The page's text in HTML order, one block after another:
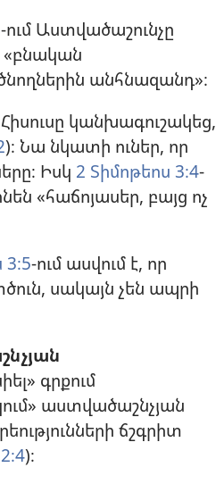
-ում Աստվածաշունչը
«բնական
անհնազանդ»։
Հիսուսը կանխագուշակեց,
)։ Նա նկատի ուներ, որ
Իսկ 2 Տիմոթեոս 3։4-
«հաճոյասեր, բայց ոչ
-ում ասվում է, որ
սակայն չեն ապրի
գրքում
աստվածաշնչյան
ճշգրիտ
)։